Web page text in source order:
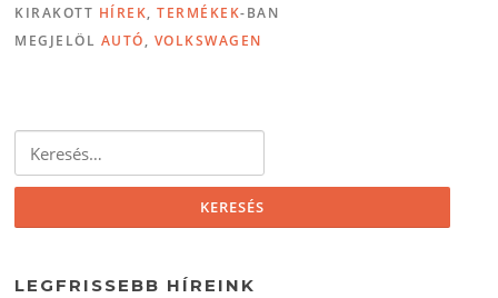
KIRAKOTT HÍREK,TERMÉKEK-BAN
MEGJELÖL AUTÓ, VOLKSWAGEN
LEGFRISSEBB HÍREINK